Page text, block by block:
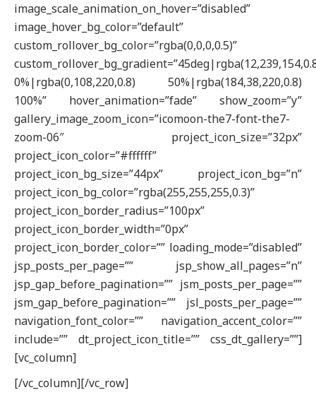
image_scale_animation_on_hover=”disabled”
image_hover_bg_color=”default”
custom_rollover_bg_color=”rgba(0,0,0,0.5)”
0%|rgba(0,108,220,0.8) 50%|rgba(184,38,220,0.8)
100%” hover_animation=”fade” show_zoom=”y”
gallery_image_zoom_icon=”icomoon-the7-font-the7-
zoom-06″ project_icon_size=”32px”
project_icon_color=”#ffffff”
project_icon_bg_size=”44px” project_icon_bg=”n”
project_icon_bg_color=”rgba(255,255,255,0.3)”
project_icon_border_radius=”100px”
project_icon_border_width=”0px”
project_icon_border_color=”” loading_mode=”disabled”
jsp_posts_per_page=”” jsp_show_all_pages=”n”
jsp_gap_before_pagination=”” jsm_posts_per_page=””
jsm_gap_before_pagination=”” jsl_posts_per_page=””
navigation_font_color=”” navigation_accent_color=””
include=”” dt_project_icon_title=”” css_dt_gallery=””]
[vc_column]
[/vc_column][/vc_row]